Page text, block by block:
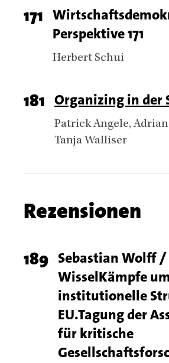
Page
number
171 Titel
Perspektive 171
Authors
Herbert Schui
Page
number
181 Titel
Organizing in der
Authors
Patrick Angele
Tanja Walliser
Chapter
name
Rezensionen
Chapter
articles
Page
number
189 Titel
Sebastian Wolff /
WisselKämpfe
institutionelle
EU.Tagung der
für kritische